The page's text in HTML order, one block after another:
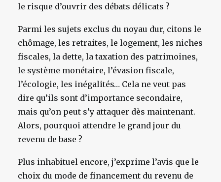
le risque d’ouvrir des débats délicats ?
Parmi les sujets exclus du noyau dur, citons le
chômage, les retraites, le logement, les niches
fiscales, la dette, la taxation des patrimoines,
le système monétaire, l’évasion fiscale,
l’écologie, les inégalités… Cela ne veut pas
dire qu’ils sont d’importance secondaire,
mais qu’on peut s’y attaquer dès maintenant.
Alors, pourquoi attendre le grand jour du
revenu de base ?
Plus inhabituel encore, j’exprime l’avis que le
choix du mode de financement du revenu de